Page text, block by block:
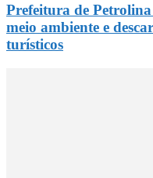
Prefeitura de
meio ambiente e
turísticos